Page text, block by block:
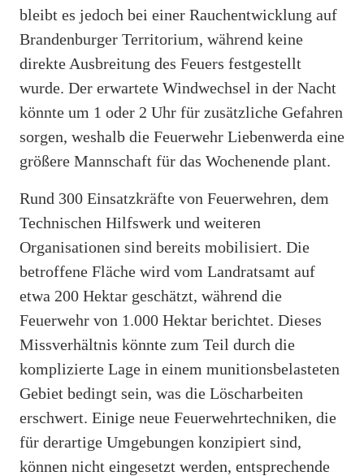
bleibt es jedoch bei einer Rauchentwicklung auf
Brandenburger Territorium, während keine
direkte Ausbreitung des Feuers festgestellt
wurde. Der erwartete Windwechsel in der Nacht
könnte um 1 oder 2 Uhr für zusätzliche Gefahren
sorgen, weshalb die Feuerwehr Liebenwerda eine
größere Mannschaft für das Wochenende plant.
Rund 300 Einsatzkräfte von Feuerwehren, dem
Technischen Hilfswerk und weiteren
Organisationen sind bereits mobilisiert. Die
betroffene Fläche wird vom Landratsamt auf
etwa 200 Hektar geschätzt, während die
Feuerwehr von 1.000 Hektar berichtet. Dieses
Missverhältnis könnte zum Teil durch die
komplizierte Lage in einem munitionsbelasteten
Gebiet bedingt sein, was die Löscharbeiten
erschwert. Einige neue Feuerwehrtechniken, die
für derartige Umgebungen konzipiert sind,
können nicht eingesetzt werden, entsprechende